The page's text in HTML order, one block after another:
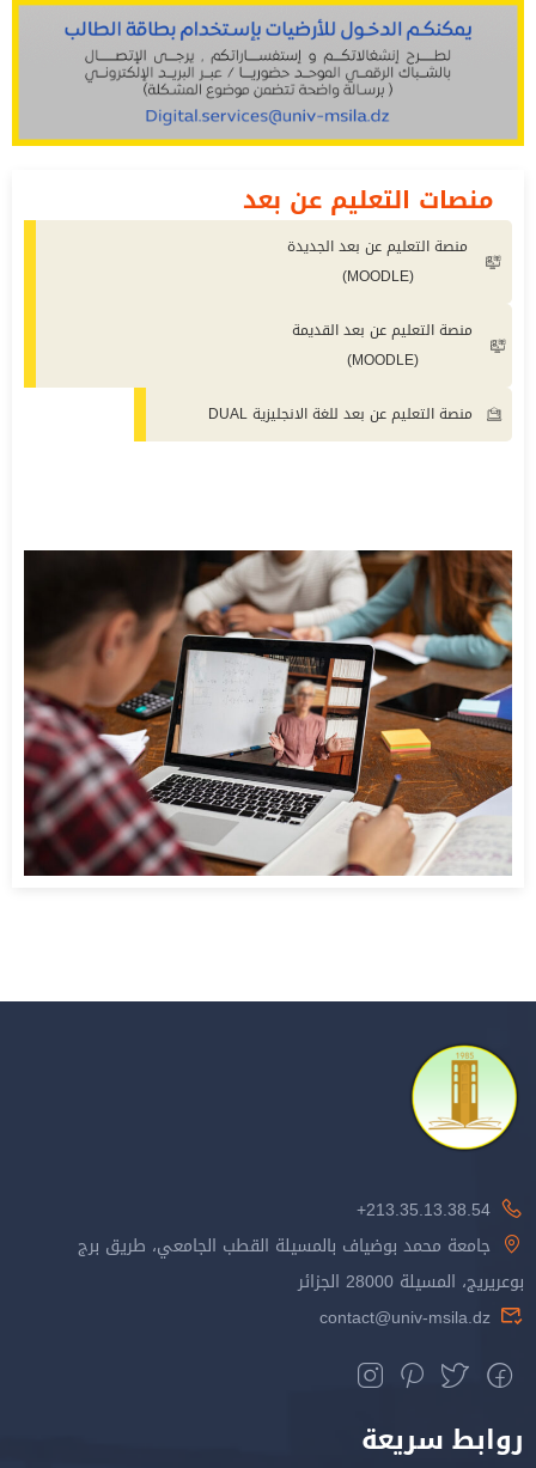
منصات التعليم عن بعد
منصة التعليم عن بعد الجديدة
(MOODLE)
منصة التعليم عن بعد القديمة
(MOODLE)
منصة التعليم عن بعد للغة الانجليزية DUAL
213.35.13.38.54+
جامعة محمد بوضياف بالمسيلة القطب الجامعي، طريق برج
بوعريريج، المسيلة 28000 الجزائر
contact@univ-msila.dz
روابط سريعة